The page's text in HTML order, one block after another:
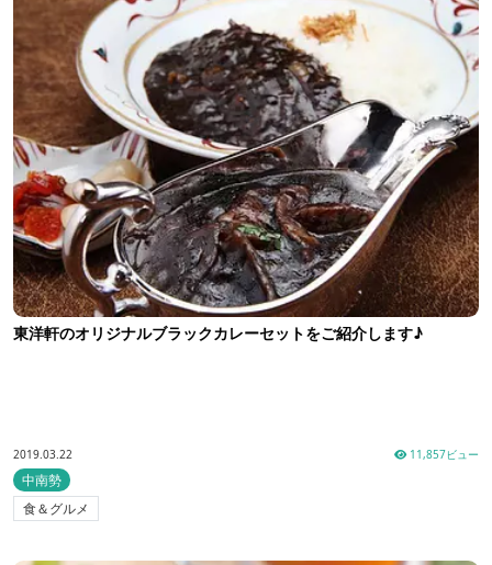
東洋軒のオリジナルブラックカレーセットをご紹介します♪
2019.03.22 11,857ビュー
中南勢
食＆グルメ